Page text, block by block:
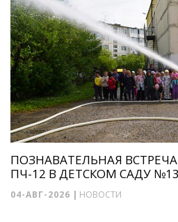
ПОЗНАВАТЕЛЬНАЯ
ПЧ-12 В ДЕТСКОМ САДУ №13
04-АВГ-2026 | НОВОСТИ